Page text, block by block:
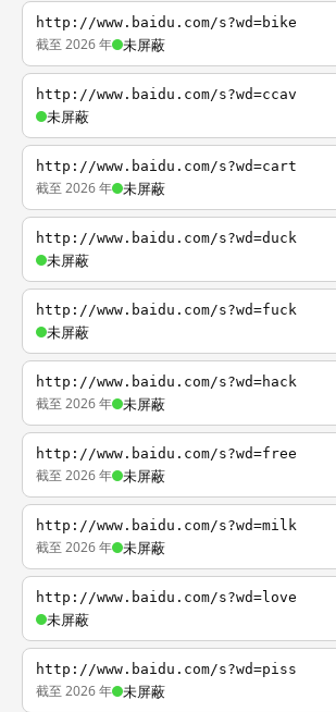
http://www.baidu.com/s?wd=bike
截至 2026 年 未屏蔽
http://www.baidu.com/s?wd=ccav
未屏蔽
http://www.baidu.com/s?wd=cart
截至 2026 年 未屏蔽
http://www.baidu.com/s?wd=duck
未屏蔽
http://www.baidu.com/s?wd=fuck
未屏蔽
http://www.baidu.com/s?wd=hack
截至 2026 年 未屏蔽
http://www.baidu.com/s?wd=free
截至 2026 年 未屏蔽
http://www.baidu.com/s?wd=milk
截至 2026 年 未屏蔽
http://www.baidu.com/s?wd=love
未屏蔽
http://www.baidu.com/s?wd=piss
截至 2026 年 未屏蔽